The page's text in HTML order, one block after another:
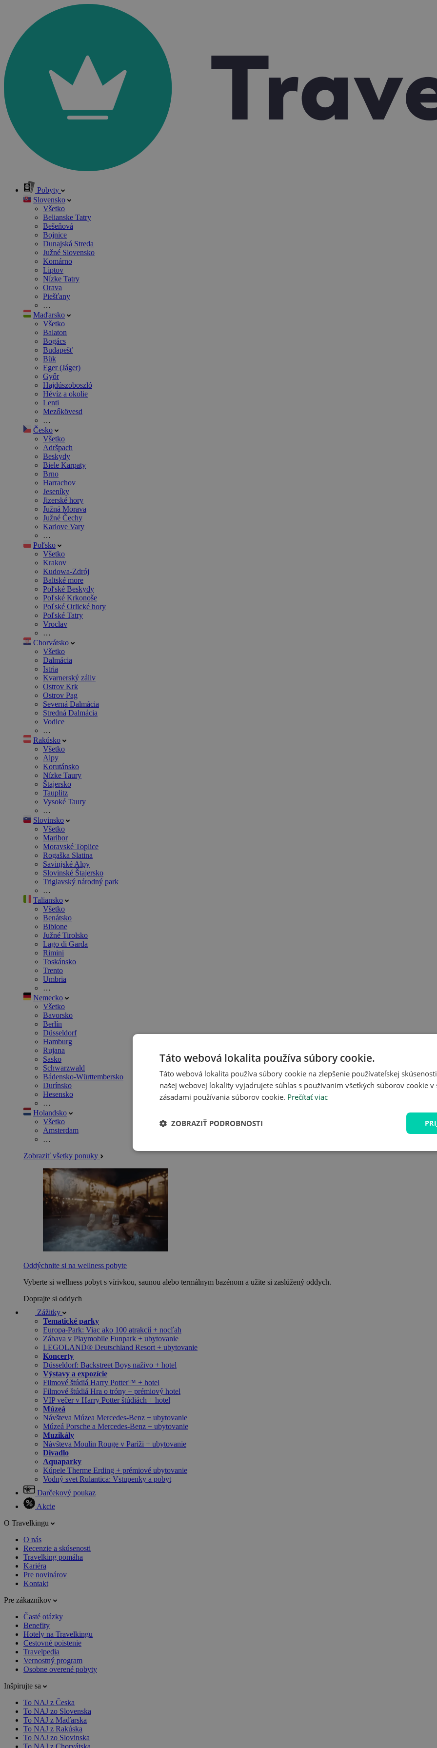
Pobyty
Slovensko
Všetko
Belianske Tatry
Bešeňová
Bojnice
Dunajská Streda
Južné Slovensko
Komárno
Liptov
Nízke Tatry
Orava
Piešťany
…
Maďarsko
Všetko
Balaton
Bogács
Budapešť
Bük
Eger (Jáger)
Győr
Hajdúszoboszló
Hévíz a okolie
Lenti
Mezőkövesd
…
Česko
Všetko
Adršpach
Beskydy
Biele Karpaty
Brno
Harrachov
Jeseníky
Jizerské hory
Južná Morava
Južné Čechy
Karlove Vary
…
Poľsko
Všetko
Krakov
Kudowa-Zdrój
Baltské more
Poľské Beskydy
Poľské Krkonoše
Poľské Orlické hory
Poľské Tatry
Vroclav
…
Chorvátsko
Všetko
Dalmácia
Istria
Kvarnerský záliv
Ostrov Krk
Ostrov Pag
Severná Dalmácia
Stredná Dalmácia
Vodice
…
Rakúsko
Všetko
Alpy
Korutánsko
Nízke Taury
Štajersko
Tauplitz
Vysoké Taury
…
Slovinsko
Všetko
Maribor
Moravské Toplice
Rogaška Slatina
Savinjské Alpy
Slovinské Štajersko
Triglavský národný park
…
Taliansko
Všetko
Benátsko
Bibione
Južné Tirolsko
Lago di Garda
Rimini
Toskánsko
Trento
Umbria
…
Nemecko
Všetko
Bavorsko
Berlín
Düsseldorf
Hamburg
Rujana
Sasko
Schwarzwald
Bádensko-Württembersko
Durínsko
Hesensko
…
Holandsko
Všetko
Amsterdam
…
Zobraziť všetky ponuky
Oddýchnite si na wellness pobyte
Vyberte si wellness pobyt s vírivkou, saunou alebo termálnym bazénom a užite si zaslúžený oddych.
Doprajte si oddych
Zážitky
Tematické parky
Europa-Park: Viac ako 100 atrakcií + nocľah
Zábava v Playmobile Funpark + ubytovanie
LEGOLAND® Deutschland Resort + ubytovanie
Koncerty
Düsseldorf: Backstreet Boys naživo + hotel
Výstavy a expozície
Filmové štúdiá Harry Potter™ + hotel
Filmové štúdiá Hra o tróny + prémiový hotel
VIP večer v Harry Potter štúdiách + hotel
Múzeá
Návšteva Múzea Mercedes-Benz + ubytovanie
Múzeá Porsche a Mercedes-Benz + ubytovanie
Muzikály
Návšteva Moulin Rouge v Paríži + ubytovanie
Divadlo
Aquaparky
Kúpele Therme Erding + prémiové ubytovanie
Vodný svet Rulantica: Vstupenky a pobyt
Darčekový poukaz
Akcie
O Travelkingu
O nás
Recenzie a skúsenosti
Travelking pomáha
Kariéra
Pre novinárov
Kontakt
Pre zákazníkov
Časté otázky
Benefity
Hotely na Travelkingu
Cestovné poistenie
Travelpedia
Vernostný program
Osobne overené pobyty
Inšpirujte sa
To NAJ z Česka
To NAJ zo Slovenska
To NAJ z Maďarska
To NAJ z Rakúska
To NAJ zo Slovinska
To NAJ z Chorvátska
Táto webová lokalita používa súbory cookie.
Táto webová lokalita používa súbory cookie na zlepšenie používateľskej
našej webovej lokality vyjadrujete súhlas s používaním všetkých súborov cookie v
zásadami používania súborov cookie. Prečítať viac
ZOBRAZIŤ PODROBNOSTI